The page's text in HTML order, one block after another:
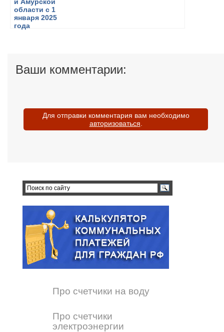
Ваши комментарии:
Для отправки комментария вам необходимо
авторизоваться
Про счетчики на воду
Про счетчики
электроэнергии